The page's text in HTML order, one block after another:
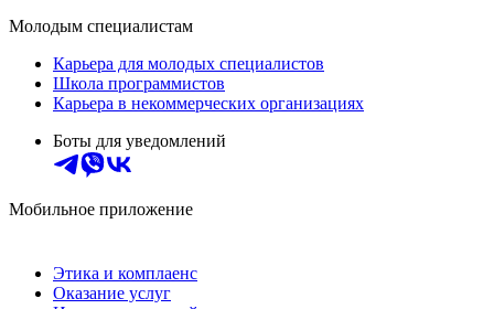
Молодым специалистам
Карьера для молодых специалистов
Школа программистов
Карьера в некоммерческих организациях
Боты для уведомлений
Мобильное приложение
Этика и комплаенс
Оказание услуг